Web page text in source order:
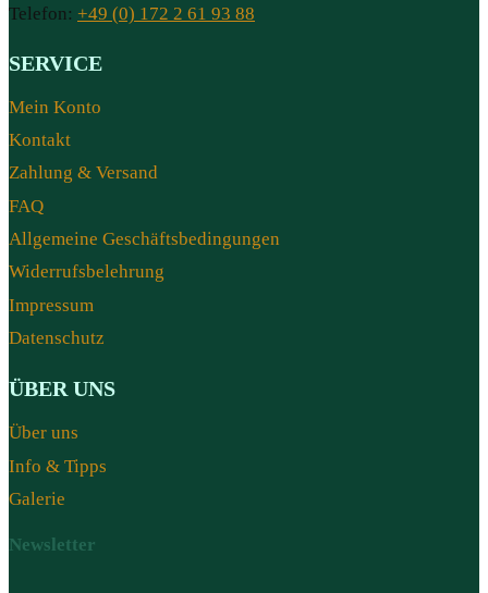
Telefon: +49 (0) 172 2 61 93 88
SERVICE
Mein Konto
Kontakt
Zahlung & Versand
FAQ
Allgemeine Geschäftsbedingungen
Widerrufsbelehrung
Impressum
Datenschutz
ÜBER UNS
Über uns
Info & Tipps
Galerie
Newsletter